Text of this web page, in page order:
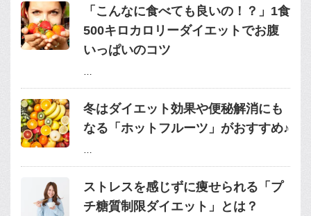
「こんなに食べても良いの！？」1食
500キロカロリーダイエットでお腹
いっぱいのコツ
…
冬はダイエット効果や便秘解消にも
なる「ホットフルーツ」がおすすめ♪
…
ストレスを感じずに痩せられる「プ
チ糖質制限ダイエット」とは？